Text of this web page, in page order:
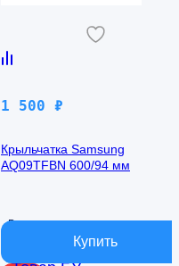
1 500 ₽
Крыльчатка Samsung
AQ09TFBN 600/94 мм
В наличии